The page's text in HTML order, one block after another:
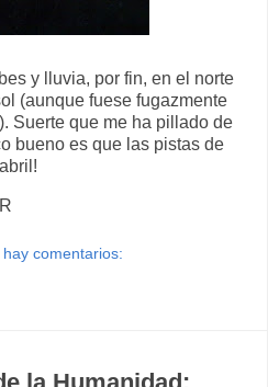
y lluvia, por fin, en el norte
(aunque fuese fugazmente
Suerte que me ha pillado de
bueno es que las pistas de
hay comentarios:
la Humanidad: